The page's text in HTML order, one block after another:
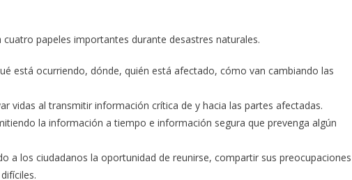
papeles importantes durante desastres naturales.
está ocurriendo, dónde, quién está afectado, cómo van cambiando las
vidas al transmitir información crítica de y hacia las partes afectadas.
la información a tiempo e información segura que prevenga algún
a los ciudadanos la oportunidad de reunirse, compartir sus preocupaciones